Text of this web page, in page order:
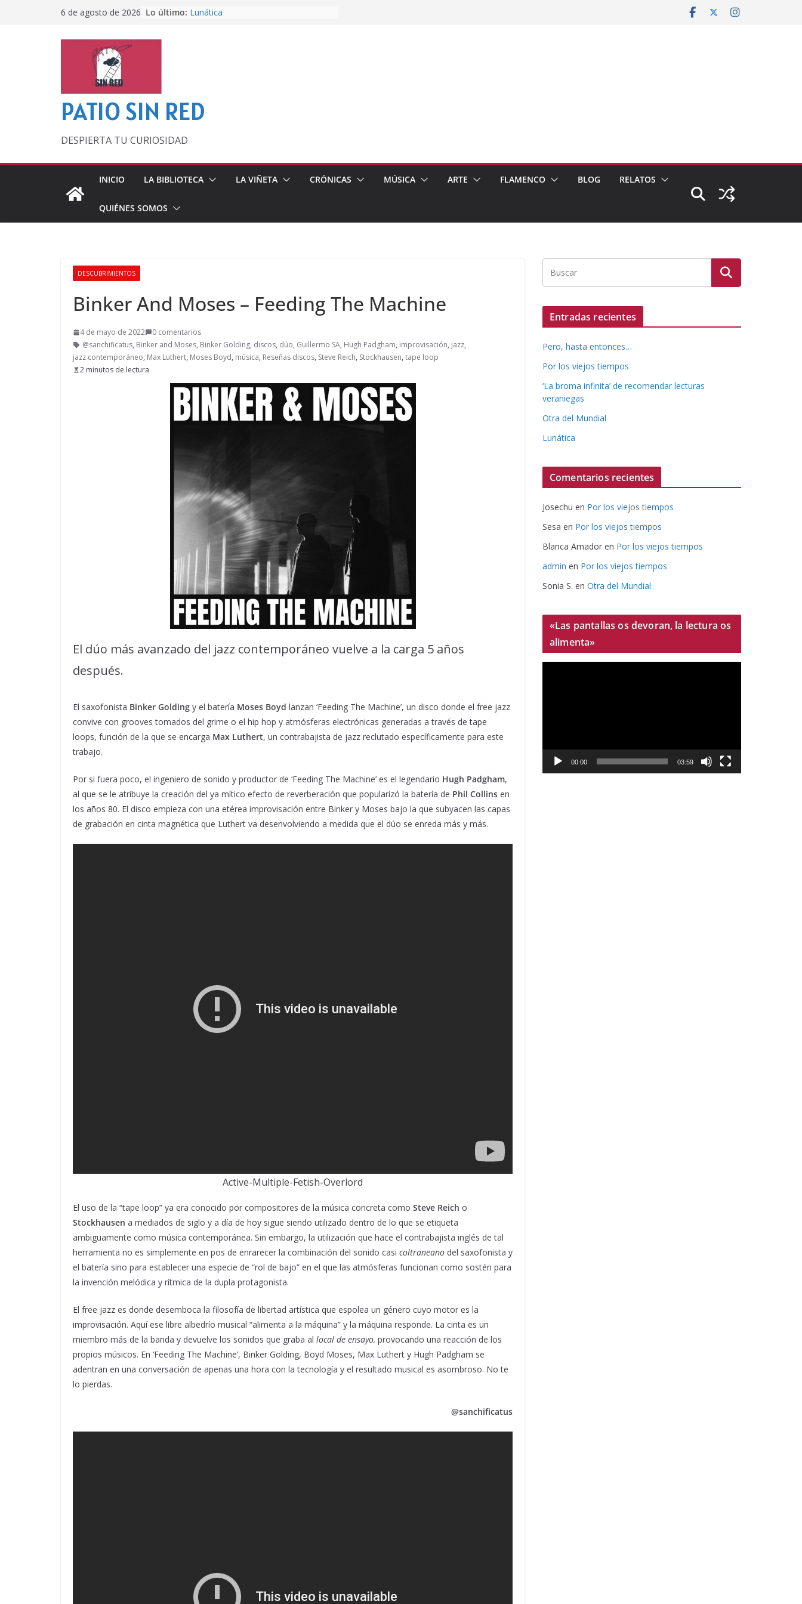
6 de agosto de 2026 Lo último: Lunática
PATIO SIN RED
DESPIERTA TU CURIOSIDAD
INICIO LA BIBLIOTECA LA VIÑETA CRÓNICAS MÚSICA ARTE FLAMENCO BLOG RELATOS
QUIÉNES SOMOS
DESCUBRIMIENTOS
Binker And Moses – Feeding The Machine
4 de mayo de 2022
0 comentarios
@sanchificatus, Binker and Moses, Binker Golding, discos, dúo, Guillermo SA, Hugh Padgham, improvisación, jazz,
jazz contemporáneo, Max Luthert, Moses Boyd, música, Reseñas discos, Steve Reich, Stockhausen, tape loop
2 minutos de lectura
El dúo más avanzado del jazz contemporáneo vuelve a la carga 5 años
después.
El saxofonista Binker Golding y el batería Moses Boyd lanzan ‘Feeding The Machine’, un disco donde el free jazz
convive con grooves tomados del grime o el hip hop y atmósferas electrónicas generadas a través de tape
loops, función de la que se encarga Max Luthert, un contrabajista de jazz reclutado específicamente para este
trabajo.
Por si fuera poco, el ingeniero de sonido y productor de ‘Feeding The Machine’ es el legendario Hugh Padgham,
al que se le atribuye la creación del ya mítico efecto de reverberación que popularizó la batería de Phil Collins en
los años 80. El disco empieza con una etérea improvisación entre Binker y Moses bajo la que subyacen las capas
de grabación en cinta magnética que Luthert va desenvolviendo a medida que el dúo se enreda más y más.
Active-Multiple-Fetish-Overlord
El uso de la “tape loop” ya era conocido por compositores de la música concreta como Steve Reich o
Stockhausen a mediados de siglo y a día de hoy sigue siendo utilizado dentro de lo que se etiqueta
ambiguamente como música contemporánea. Sin embargo, la utilización que hace el contrabajista inglés de tal
herramienta no es simplemente en pos de enrarecer la combinación del sonido casi coltraneano del saxofonista y
el batería sino para establecer una especie de “rol de bajo” en el que las atmósferas funcionan como sostén para
la invención melódica y rítmica de la dupla protagonista.
El free jazz es donde desemboca la filosofía de libertad artística que espolea un género cuyo motor es la
improvisación. Aquí ese libre albedrío musical “alimenta a la máquina” y la máquina responde. La cinta es un
miembro más de la banda y devuelve los sonidos que graba al local de ensayo, provocando una reacción de los
propios músicos. En ‘Feeding The Machine’, Binker Golding, Boyd Moses, Max Luthert y Hugh Padgham se
adentran en una conversación de apenas una hora con la tecnología y el resultado musical es asombroso. No te
lo pierdas.
@sanchificatus
Entradas recientes
Pero, hasta entonces…
Por los viejos tiempos
‘La broma infinita’ de recomendar lecturas
veraniegas
Otra del Mundial
Lunática
Comentarios recientes
Josechu en Por los viejos tiempos
Sesa en Por los viejos tiempos
Blanca Amador en Por los viejos tiempos
admin en Por los viejos tiempos
Sonia S. en Otra del Mundial
«Las pantallas os devoran, la lectura os
alimenta»
c
00:00 03:59